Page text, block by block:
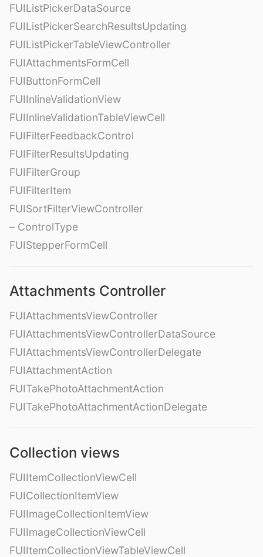
FUIListPickerDataSource
FUIListPickerSearchResultsUpdating
FUIListPickerTableViewController
FUIAttachmentsFormCell
FUIButtonFormCell
FUIInlineValidationView
FUIInlineValidationTableViewCell
FUIFilterFeedbackControl
FUIFilterResultsUpdating
FUIFilterGroup
FUIFilterItem
FUISortFilterViewController
– ControlType
FUIStepperFormCell
Attachments Controller
FUIAttachmentsViewController
FUIAttachmentsViewControllerDataSource
FUIAttachmentsViewControllerDelegate
FUIAttachmentAction
FUITakePhotoAttachmentAction
FUITakePhotoAttachmentActionDelegate
Collection views
FUIItemCollectionViewCell
FUICollectionItemView
FUIImageCollectionItemView
FUIImageCollectionViewCell
FUIItemCollectionViewTableViewCell